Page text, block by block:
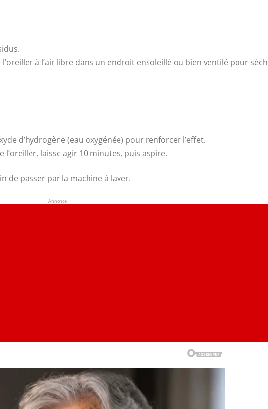
à l’air libre dans un endroit ensoleillé ou bien ventilé pour
d’hydrogène (eau oxygénée) pour renforcer l’effet.
laisse agir 10 minutes, puis aspire.
de passer par la machine à laver.
Annonce